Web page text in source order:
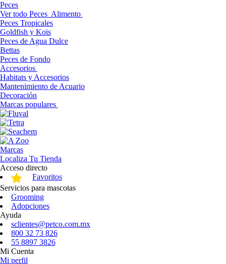
Peces
Ver todo Peces Alimento
Peces Tropicales
Goldfish y Kois
Peces de Agua Dulce
Bettas
Peces de Fondo
Accesorios
Habitats y Accesorios
Mantenimiento de Acuario
Decoración
Marcas populares
Marcas
Localiza Tu Tienda
Acceso directo
Favoritos
Servicios para mascotas
Grooming
Adopciones
Ayuda
sclientes@petco.com.mx
800 32 73 826
55 8897 3826
Mi Cuenta
Mi perfil